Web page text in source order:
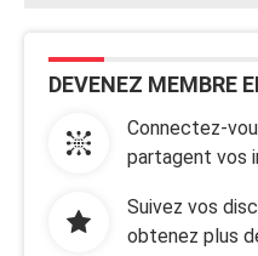
DEVENEZ MEMBRE
Connectez-
partagent vos
Suivez vos
obtenez plus